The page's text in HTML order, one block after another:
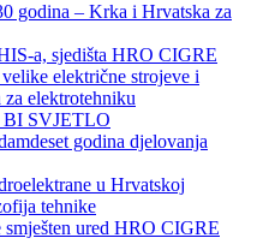
godina – Krka i Hrvatska za
a, sjedišta HRO CIGRE
električne strojeve i
elektrotehniku
BI SVJETLO
godina djelovanja
u Hrvatskoj
tehnike
ured HRO CIGRE